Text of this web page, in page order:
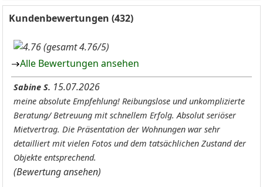
Kundenbewertungen (432)
(gesamt 4.76/5)
Alle Bewertungen ansehen
Sabine S. 15.07.2026
meine absolute Empfehlung! Reibungslose und unkomplizierte
Beratung/ Betreuung mit schnellem Erfolg. Absolut seriöser
Mietvertrag. Die Präsentation der Wohnungen war sehr
detailliert mit vielen Fotos und dem tatsächlichen Zustand der
Objekte entsprechend.
(Bewertung ansehen)